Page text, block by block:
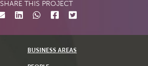
SHARE THIS PROJECT
BUSINESS AREAS